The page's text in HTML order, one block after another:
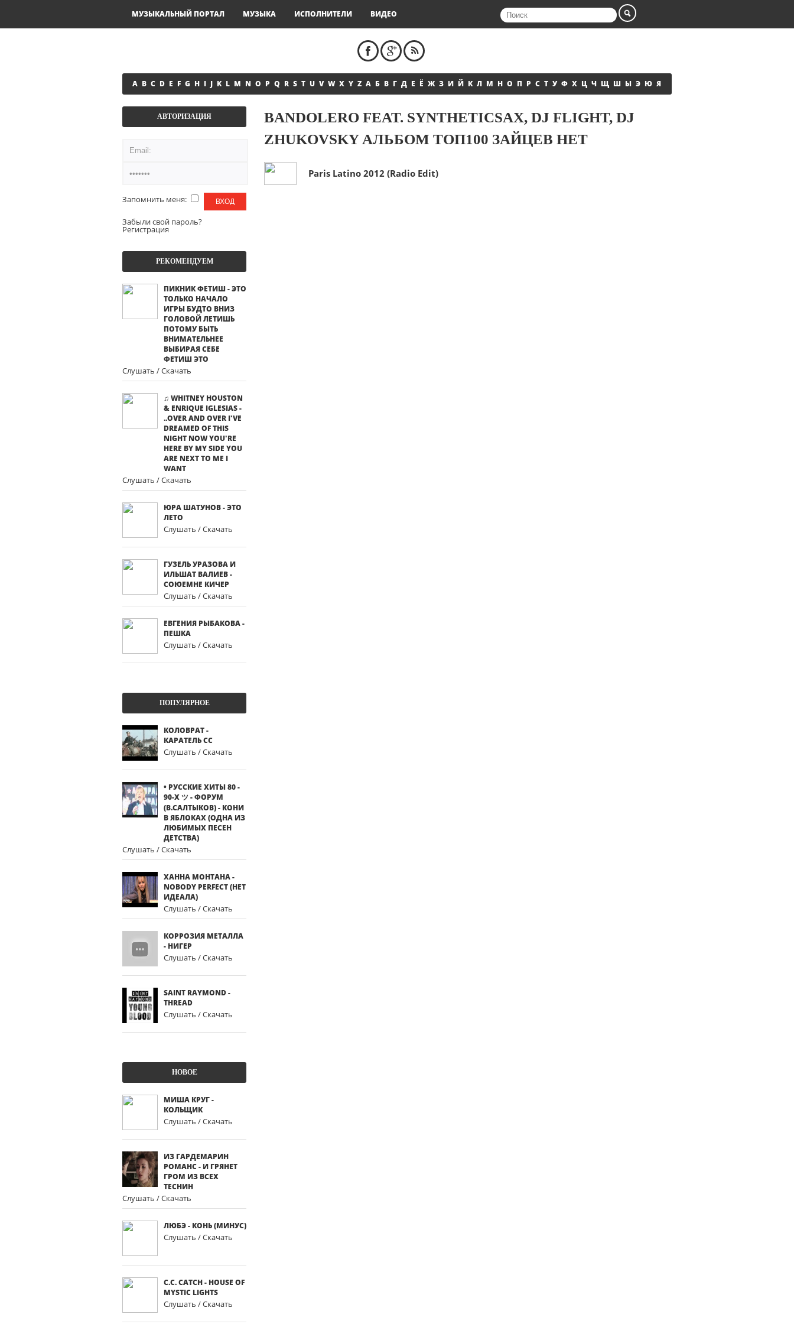
МУЗЫКАЛЬНЫЙ ПОРТАЛ МУЗЫКА ИСПОЛНИТЕЛИ ВИДЕО
A B C D E F G H I J K L M N O P Q R S T U V W X Y Z А Б В Г Д Е Ё Ж З И Й К Л М Н О П Р С Т У Ф Х Ц Ч Щ Ш Ы Э Ю Я
АВТОРИЗАЦИЯ
Запомнить меня:
Забыли свой пароль?
Регистрация
РЕКОМЕНДУЕМ
ПИКНИК ФЕТИШ - ЭТО
ТОЛЬКО НАЧАЛО
ИГРЫ БУДТО ВНИЗ
ГОЛОВОЙ ЛЕТИШЬ
ПОТОМУ БЫТЬ
ВНИМАТЕЛЬНЕЕ
ВЫБИРАЯ СЕБЕ
ФЕТИШ ЭТО
Слушать / Скачать
♫ WHITNEY HOUSTON
& ENRIQUE IGLESIAS -
..OVER AND OVER I'VE
DREAMED OF THIS
NIGHT NOW YOU'RE
HERE BY MY SIDE YOU
ARE NEXT TO ME I
WANT
Слушать / Скачать
ЮРА ШАТУНОВ - ЭТО
ЛЕТО
Слушать / Скачать
ГУЗЕЛЬ УРАЗОВА И
ИЛЬШАТ ВАЛИЕВ -
СОЮЕМНЕ КИЧЕР
Слушать / Скачать
ЕВГЕНИЯ РЫБАКОВА -
ПЕШКА
Слушать / Скачать
ПОПУЛЯРНОЕ
КОЛОВРАТ -
КАРАТЕЛЬ СС
Слушать / Скачать
• РУССКИЕ ХИТЫ 80 -
90-Х ツ - ФОРУМ
(В.САЛТЫКОВ) - КОНИ
В ЯБЛОКАХ (ОДНА ИЗ
ЛЮБИМЫХ ПЕСЕН
ДЕТСТВА)
Слушать / Скачать
ХАННА МОНТАНА -
NOBODY PERFECT (НЕТ
ИДЕАЛА)
Слушать / Скачать
КОРРОЗИЯ МЕТАЛЛА
- НИГЕР
Слушать / Скачать
SAINT RAYMOND -
THREAD
Слушать / Скачать
НОВОЕ
МИША КРУГ -
КОЛЬЩИК
Слушать / Скачать
ИЗ ГАРДЕМАРИН
РОМАНС - И ГРЯНЕТ
ГРОМ ИЗ ВСЕХ
ТЕСНИН
Слушать / Скачать
ЛЮБЭ - КОНЬ (МИНУС)
Слушать / Скачать
C.C. CATCH - HOUSE OF
MYSTIC LIGHTS
Слушать / Скачать
BANDOLERO FEAT. SYNTHETICSAX, DJ FLIGHT, DJ
ZHUKOVSKY АЛЬБОМ ТОП100 ЗАЙЦЕВ НЕТ
Paris Latino 2012 (Radio Edit)